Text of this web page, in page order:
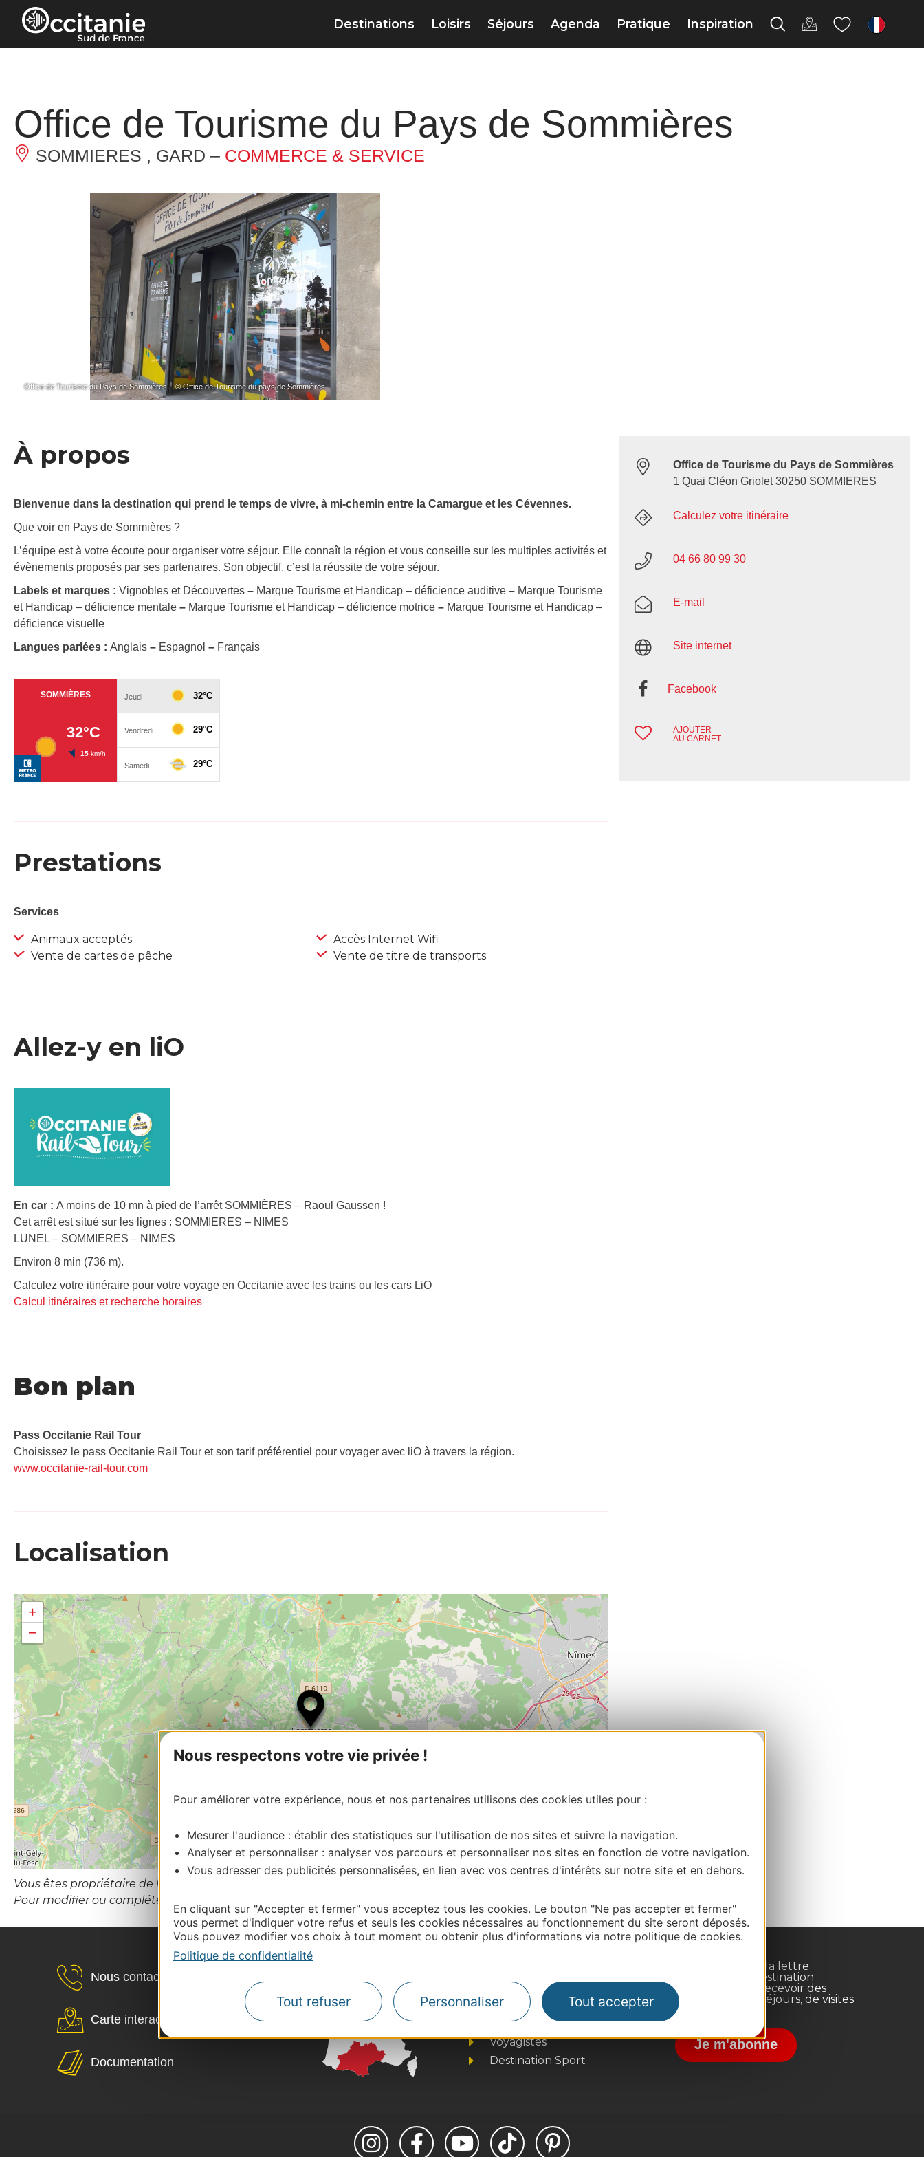
Panneau de gestion des cookies
Nous respectons votre vie privée !
Pour améliorer votre expérience, nous et nos partenaires utilisons des cookies utiles pour :
Mesurer l'audience : établir des statistiques sur l'utilisation de nos sites et suivre la navigation.
Analyser et personnaliser : analyser vos parcours et personnaliser nos sites en fonction de votre navigation.
Vous adresser des publicités personnalisées, en lien avec vos centres d'intérêts sur notre site et en dehors.
En cliquant sur "Accepter et fermer" vous acceptez tous les cookies. Le bouton "Ne pas accepter et fermer"
vous permet d'indiquer votre refus et seuls les cookies nécessaires au fonctionnement du site seront déposés.
Vous pouvez modifier vos choix à tout moment ou obtenir plus d'informations via notre politique de cookies.
Politique de confidentialité
Tout refuser Personnaliser Tout accepter
Destinations Loisirs Séjours Agenda Pratique Inspiration fr
Office de Tourisme du Pays de Sommières
SOMMIERES , GARD – COMMERCE & SERVICE
Office de Tourisme du Pays de Sommières – © Office de Tourisme du pays de Sommières
À propos
Bienvenue dans la destination qui prend le temps de vivre, à mi-chemin entre la Camargue et les Cévennes.
Que voir en Pays de Sommières ?
L’équipe est à votre écoute pour organiser votre séjour. Elle connaît la région et vous conseille sur les multiples activités et
évènements proposés par ses partenaires. Son objectif, c’est la réussite de votre séjour.
Labels et marques : Vignobles et Découvertes – Marque Tourisme et Handicap – déficience auditive – Marque Tourisme
et Handicap – déficience mentale – Marque Tourisme et Handicap – déficience motrice – Marque Tourisme et Handicap –
déficience visuelle
Langues parlées : Anglais – Espagnol – Français
Prestations
Services
Animaux acceptés
Vente de cartes de pêche
Accès Internet Wifi
Vente de titre de transports
Allez-y en liO
En car : A moins de 10 mn à pied de l’arrêt SOMMIÈRES – Raoul Gaussen !
Cet arrêt est situé sur les lignes : SOMMIERES – NIMES
LUNEL – SOMMIERES – NIMES
Environ 8 min (736 m).
Calculez votre itinéraire pour votre voyage en Occitanie avec les trains ou les cars LiO
Calcul itinéraires et recherche horaires
Bon plan
Pass Occitanie Rail Tour​
Choisissez le pass Occitanie Rail Tour et son tarif préférentiel pour voyager avec liO à travers la région.
www.occitanie-rail-tour.com
Localisation
+
−
Vous êtes propriétaire de l’établissement ou le gestionnaire de cette activité?
Pour modifier ou compléter cette fiche, merci de contacter Gard Tourisme.
Office de Tourisme du Pays de Sommières
1 Quai Cléon Griolet 30250 SOMMIERES
Calculez votre itinéraire
04 66 80 99 30
E-mail
Site internet
Facebook
AJOUTER
AU CARNET
Nous contacter
Carte interactive
Documentation
Business/Mice
Pros d'Occitanie
Site presse et d'influence
Voyagistes
Destination Sport
Inscrivez-vous à la lettre
d'information Destination
Occitanie pour recevoir des
suggestions de séjours, de visites
et de sorties.
Je m'abonne